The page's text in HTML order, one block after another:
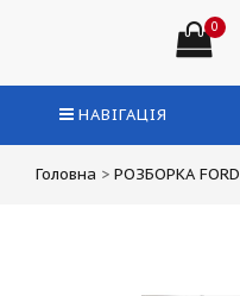
0
НАВІГАЦІЯ
Головна > РОЗБОРКА FORD